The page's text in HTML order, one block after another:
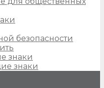
безопасности
знаки
знаки